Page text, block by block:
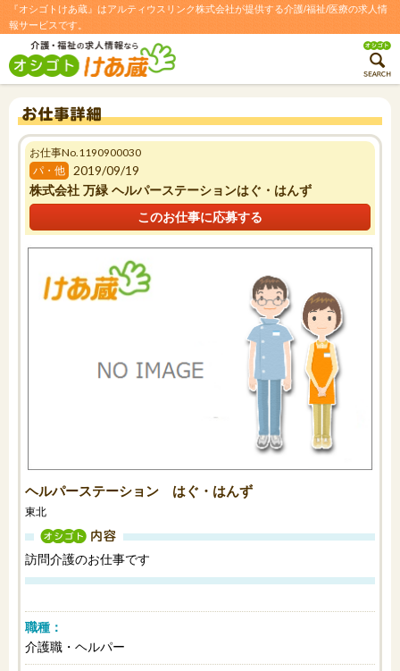
『オシゴトけあ蔵』はアルティウスリンク株式会社が提供する介護/福祉/医療の求人情
報サービスです。
お仕事詳細
お仕事No.1190900030
2019/09/19
パ・他
株式会社 万緑 ヘルパーステーションはぐ・はんず
このお仕事に応募する
ヘルパーステーション はぐ・はんず
東北
オシゴト内容
訪問介護のお仕事です
職種：
介護職・ヘルパー